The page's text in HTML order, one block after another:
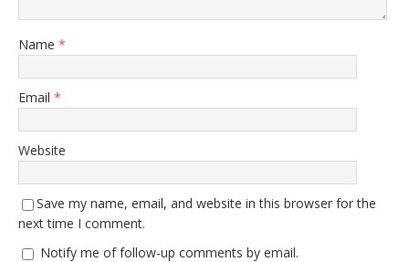
Name *
Email *
Website
Save my name, email, and website in this browser for the
next time I comment.
Notify me of follow-up comments by email.